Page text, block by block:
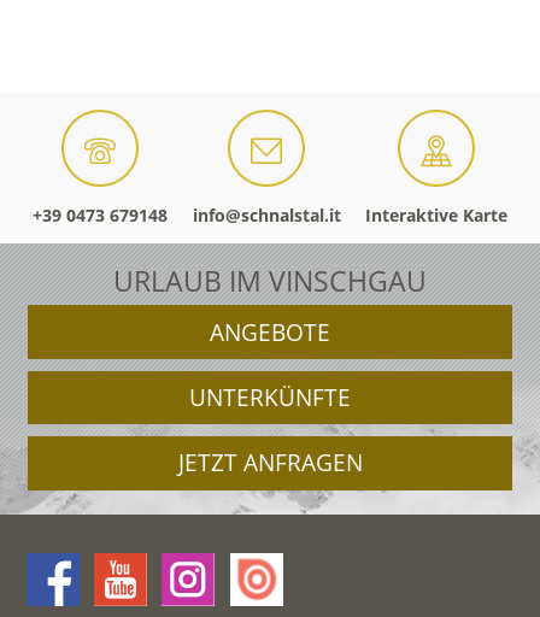
+39 0473 679148 info@schnalstal.it Interaktive Karte
URLAUB IM VINSCHGAU
ANGEBOTE
UNTERKÜNFTE
JETZT ANFRAGEN